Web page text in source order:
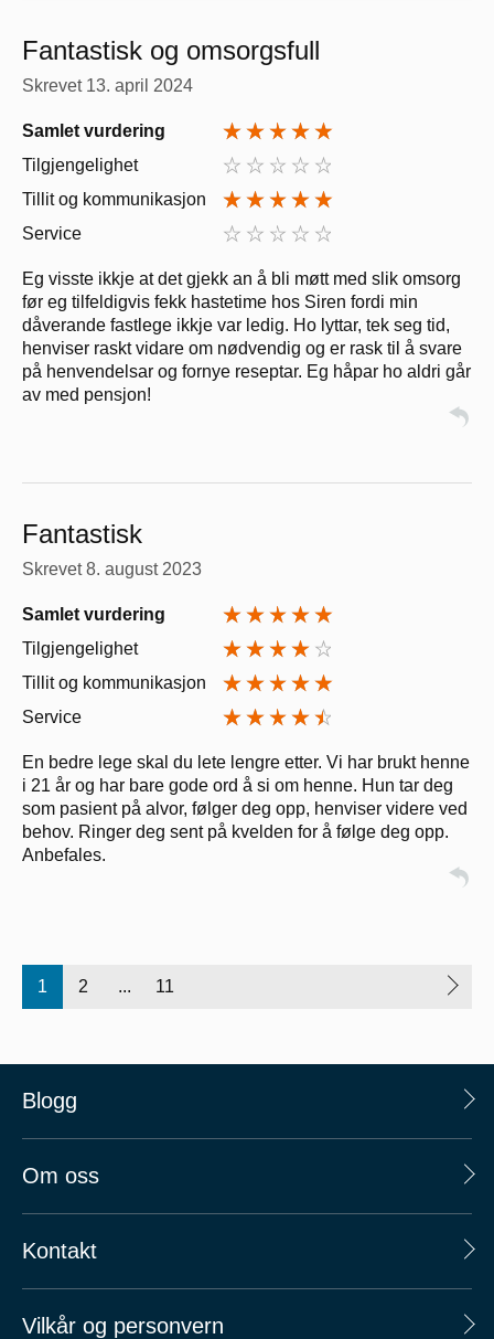
Fantastisk og omsorgsfull
Skrevet 13. april 2024
Samlet vurdering
Tilgjengelighet
Tillit og kommunikasjon
Service
Eg visste ikkje at det gjekk an å bli møtt med slik omsorg
før eg tilfeldigvis fekk hastetime hos Siren fordi min
dåverande fastlege ikkje var ledig. Ho lyttar, tek seg tid,
henviser raskt vidare om nødvendig og er rask til å svare
på henvendelsar og fornye reseptar. Eg håpar ho aldri går
av med pensjon!
Fantastisk
Skrevet8. august 2023
Samlet vurdering
Tilgjengelighet
Tillit og kommunikasjon
Service
En bedre lege skal du lete lengre etter. Vi har brukt henne
i 21 år og har bare gode ord å si om henne. Hun tar deg
som pasient på alvor, følger deg opp, henviser videre ved
behov. Ringer deg sent på kvelden for å følge deg opp.
Anbefales.
1 2 ... 11
Blogg
Om oss
Kontakt
Vilkår og personvern